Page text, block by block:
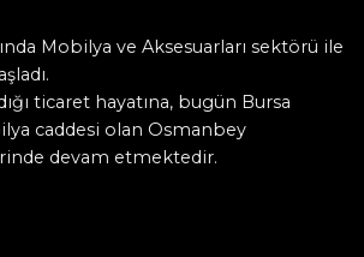
Mobilya ve Aksesuarları sektörü ile
ticaret hayatına, bugün Bursa
caddesi olan Osmanbey
devam etmektedir.